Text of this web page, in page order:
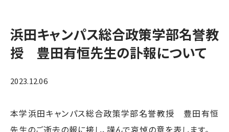
浜田キャンパス総合政策学部名誉教
授 豊田有恒先生の訃報について
2023.12.06
本学浜田キャンパス総合政策学部名誉教授 豊田有恒
先生のご逝去の報に接し、謹んで哀悼の意を表します。